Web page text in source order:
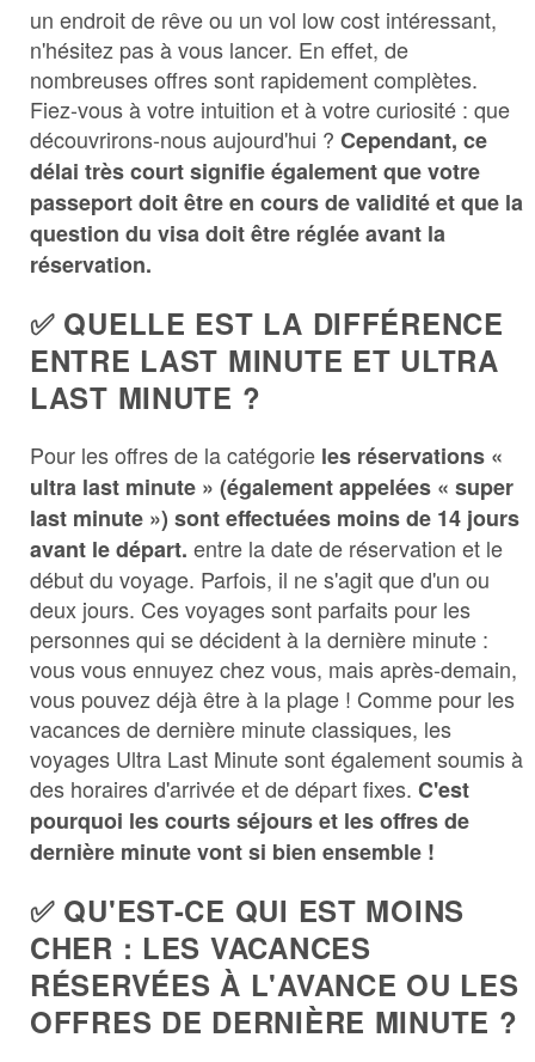
un endroit de rêve ou un vol low cost intéressant,
n'hésitez pas à vous lancer. En effet, de
nombreuses offres sont rapidement complètes.
Fiez-vous à votre intuition et à votre curiosité : que
découvrirons-nous aujourd'hui ? Cependant, ce
délai très court signifie également que votre
passeport doit être en cours de validité et que la
question du visa doit être réglée avant la
réservation.
✅ QUELLE EST LA DIFFÉRENCE
ENTRE LAST MINUTE ET ULTRA
LAST MINUTE ?
Pour les offres de la catégorie les réservations «
ultra last minute » (également appelées « super
last minute ») sont effectuées moins de 14 jours
avant le départ. entre la date de réservation et le
début du voyage. Parfois, il ne s'agit que d'un ou
deux jours. Ces voyages sont parfaits pour les
personnes qui se décident à la dernière minute :
vous vous ennuyez chez vous, mais après-demain,
vous pouvez déjà être à la plage ! Comme pour les
vacances de dernière minute classiques, les
voyages Ultra Last Minute sont également soumis à
des horaires d'arrivée et de départ fixes. C'est
pourquoi les courts séjours et les offres de
dernière minute vont si bien ensemble !
✅ QU'EST-CE QUI EST MOINS
CHER : LES VACANCES
RÉSERVÉES À L'AVANCE OU LES
OFFRES DE DERNIÈRE MINUTE ?